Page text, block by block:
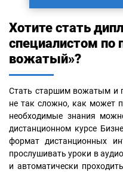
Хотите стать
специалистом по
вожатый»?
Стать старшим вожатым и
не так сложно, как может
необходимые знания
дистанционном курсе
формат дистанционных
прослушивать уроки в
и автоматически